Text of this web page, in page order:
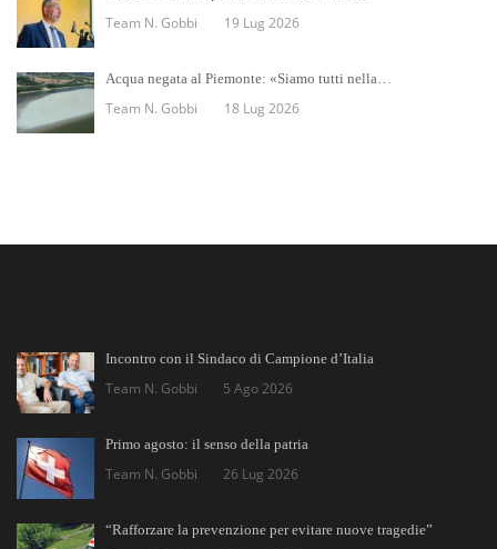
Team N. Gobbi 19 Lug 2026
Acqua negata al Piemonte: «Siamo tutti nella…
Team N. Gobbi 18 Lug 2026
Incontro con il Sindaco di Campione d’Italia
Team N. Gobbi 5 Ago 2026
Primo agosto: il senso della patria
Team N. Gobbi 26 Lug 2026
“Rafforzare la prevenzione per evitare nuove tragedie”